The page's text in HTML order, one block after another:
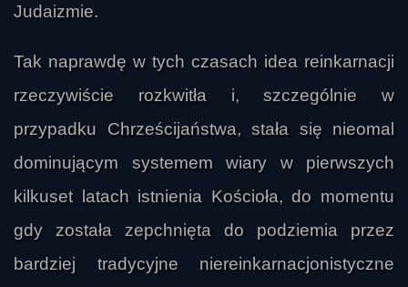
Judaizmie.
Tak naprawdę w tych czasach idea reinkarnacji
rzeczywiście rozkwitła i, szczególnie w
przypadku Chrześcijaństwa, stała się nieomal
dominującym systemem wiary w pierwszych
kilkuset latach istnienia Kościoła, do momentu
gdy została zepchnięta do podziemia przez
bardziej tradycyjne niereinkarnacjonistyczne